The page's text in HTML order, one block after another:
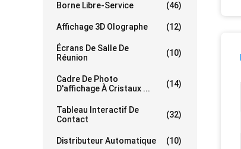
Borne Libre-Service (46)
Affichage 3D Olographe (12)
Écrans De Salle De
Réunion
(10)
Cadre De Photo
D'affichage À Cristaux ...
(14)
Tableau Interactif De
Contact
(32)
Distributeur Automatique (10)